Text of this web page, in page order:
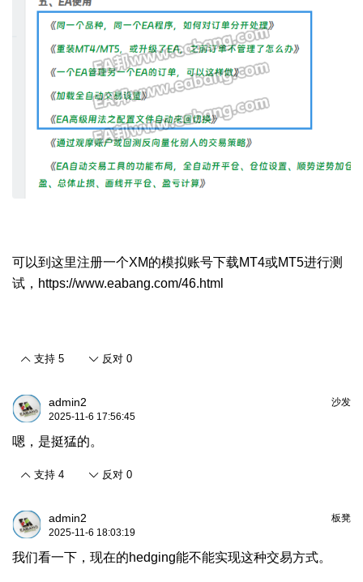
可以到这里注册一个XM的模拟账号下载MT4或MT5进行测
试， https://www.eabang.com/46.html
支持 5 反对 0
沙发
admin2
2025-11-6 17:56:45
嗯，是挺猛的。
支持 4 反对 0
板凳
admin2
2025-11-6 18:03:19
我们看一下，现在的hedging能不能实现这种交易方式。